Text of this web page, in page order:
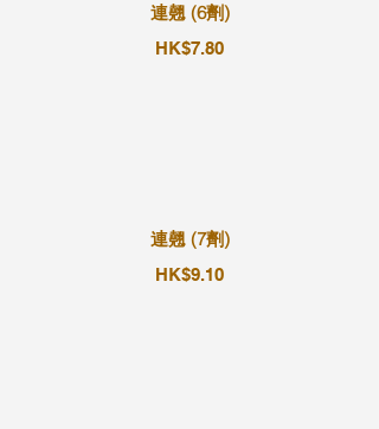
連翹 (6劑)
HK$7.80
連翹 (7劑)
HK$9.10